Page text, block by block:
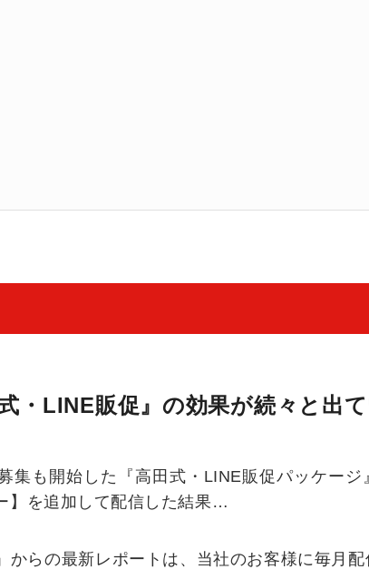
・LINE販促』の効果が続々と出て
集も開始した『高田式・LINE販促パッケージ
】を追加して配信した結果…
らの最新レポートは、当社のお客様に毎月配